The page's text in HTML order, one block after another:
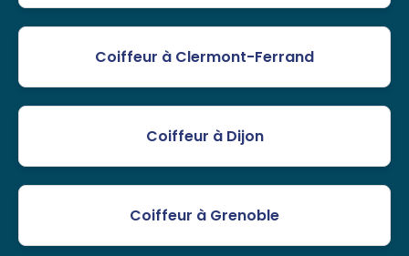
Coiffeur à Clermont-Ferrand
Coiffeur à Dijon
Coiffeur à Grenoble